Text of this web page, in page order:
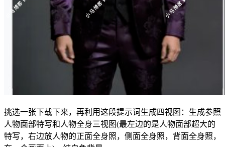
挑选一张下载下来，再利用这段提示词生成四视图：生成参照
人物面部特写和人物全身三视图(最左边的是人物面部超大的
特写，右边放人物的正面全身照，侧面全身照，背面全身照，